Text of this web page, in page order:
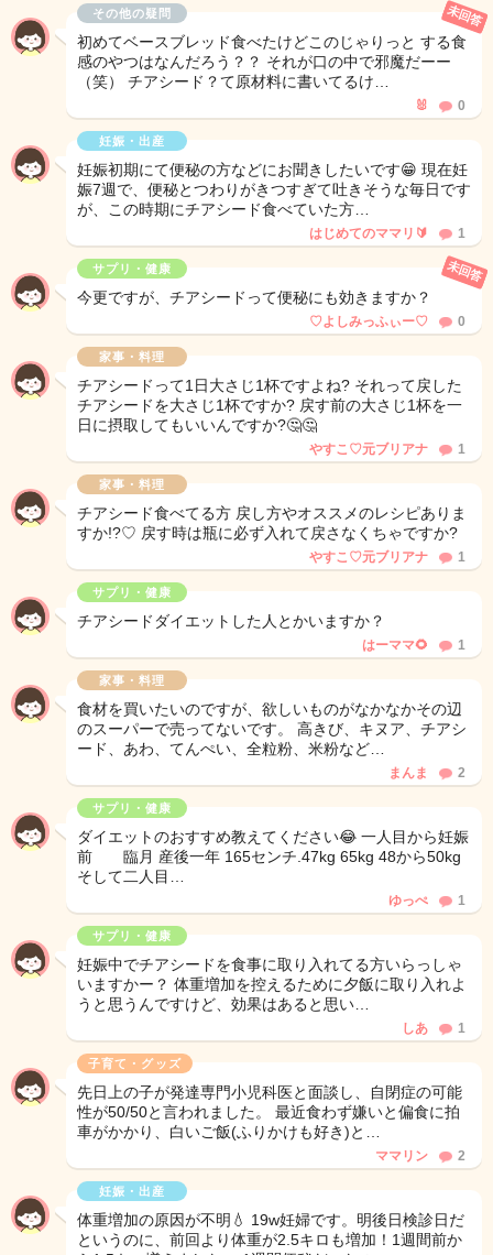
その他の疑問
初めてベースブレッド食べたけどこのじゃりっと する食
感のやつはなんだろう？？ それが口の中で邪魔だーー
（笑） チアシード？て原材料に書いてるけ…
未回答
🐰 0
妊娠・出産
妊娠初期にて便秘の方などにお聞きしたいです😁 現在妊
娠7週で、便秘とつわりがきつすぎて吐きそうな毎日です
が、この時期にチアシード食べていた方…
はじめてのママリ🔰 1
サプリ・健康
今更ですが、チアシードって便秘にも効きますか？
未回答
♡よしみっふぃー♡ 0
家事・料理
チアシードって1日大さじ1杯ですよね? それって戻した
チアシードを大さじ1杯ですか? 戻す前の大さじ1杯を一
日に摂取してもいいんですか?🤔🤔
やすこ♡元ブリアナ 1
家事・料理
チアシード食べてる方 戻し方やオススメのレシピありま
すか!?♡ 戻す時は瓶に必ず入れて戻さなくちゃですか?
やすこ♡元ブリアナ 1
サプリ・健康
チアシードダイエットした人とかいますか？
はーママ🌻 1
家事・料理
食材を買いたいのですが、欲しいものがなかなかその辺
のスーパーで売ってないです。 高きび、キヌア、チアシ
ード、あわ、てんぺい、全粒粉、米粉など…
まんま 2
サプリ・健康
ダイエットのおすすめ教えてください😂 一人目から妊娠
前 臨月 産後一年 165センチ.47kg 65kg 48から50kg
そして二人目…
ゆっぺ 1
サプリ・健康
妊娠中でチアシードを食事に取り入れてる方いらっしゃ
いますかー？ 体重増加を控えるために夕飯に取り入れよ
うと思うんですけど、効果はあると思い…
しあ 1
子育て・グッズ
先日上の子が発達専門小児科医と面談し、自閉症の可能
性が50/50と言われました。 最近食わず嫌いと偏食に拍
車がかかり、白いご飯(ふりかけも好き)と…
ママリン 2
妊娠・出産
体重増加の原因が不明💧 19w妊婦です。明後日検診日だ
というのに、前回より体重が2.5キロも増加！1週間前か